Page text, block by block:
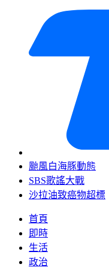
颱風白海豚動態
SBS歌謠大戰
沙拉油致癌物超標
首頁
即時
生活
政治